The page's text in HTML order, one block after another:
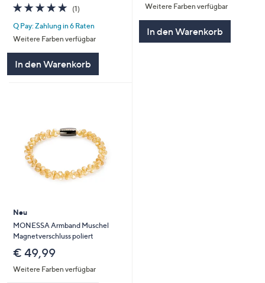
5.0
von
5
(1)1
Q Pay: Zahlung in 6 Raten
Weitere Farben verfügbar
In den Warenkorb
Weitere Farben verfügbar
In den Warenkorb
Neu
MONESSA Armband Muschel
Magnetverschluss poliert
€ 49,99
Weitere Farben verfügbar